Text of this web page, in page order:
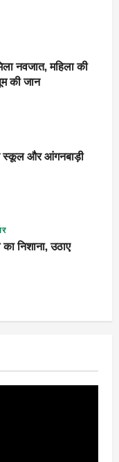
नवजात, महिला की
की जान
स्कूल और आंगनबाड़ी
निशाना, उठाए